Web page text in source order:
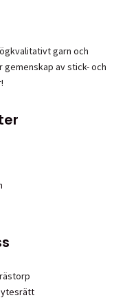
väljas
på
garn och
gemenskap av stick- och